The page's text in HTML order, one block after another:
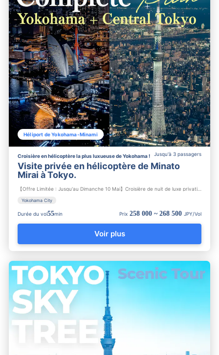
Héliport de Yokohama-Minami
Jusqu'à 3 passagers
Croisière en hélicoptère la plus luxueuse de Yokohama !
Visite privée en hélicoptère de Minato
Mirai à Tokyo.
Yokohama City
Durée du vol55min Prix 258 000 ~ 268 500 JPY/Vol
Voir plus